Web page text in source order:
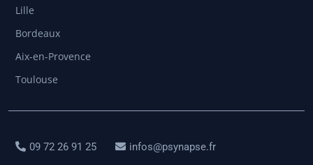
Lille
Bordeaux
Aix-en-Provence
Toulouse
09 72 26 91 25 infos@psynapse.fr